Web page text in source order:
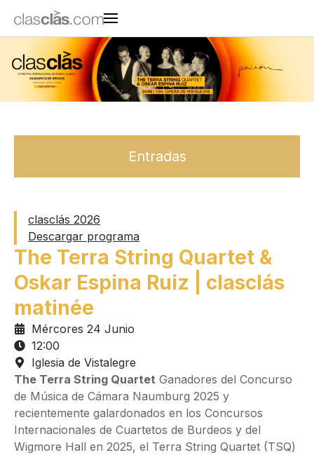
Entradas
clasclás 2026
Descargar programa
The Terra String Quartet &
Oskar Espina Ruiz | clasclás
matinée
Mércores 24 Junio
12:00
Iglesia de Vistalegre
The Terra String Quartet Ganadores del Concurso
de Música de Cámara Naumburg 2025 y
recientemente galardonados en los Concursos
Internacionales de Cuartetos de Burdeos y del
Wigmore Hall en 2025, el Terra String Quartet (TSQ)